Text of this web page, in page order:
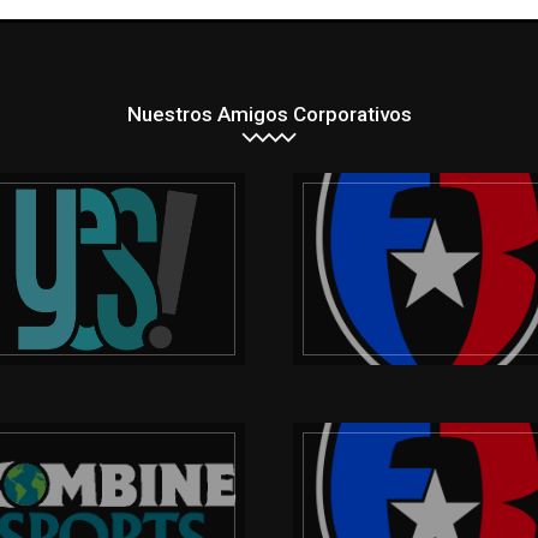
Nuestros Amigos Corporativos